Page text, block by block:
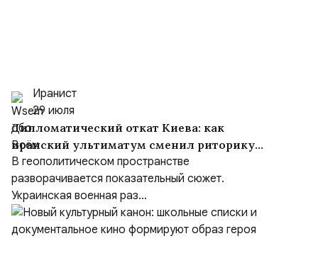
Иранист
29 июля
Дипломатический откат Киева: как
иранский ультиматум сменил риторику
Зеленского
В геополитическом пространстве
разворачивается показательный сюжет.
Украинская военная раз...